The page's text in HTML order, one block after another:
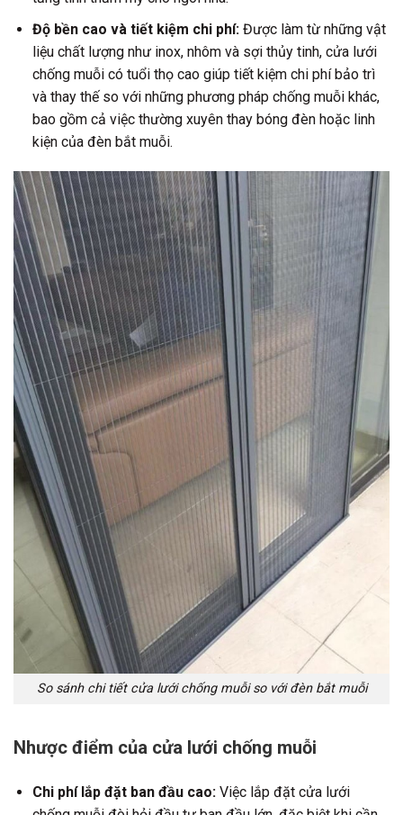
Độ bền cao và tiết kiệm chi phí:Được làm từ những vật
liệu chất lượng như inox, nhôm và sợi thủy tinh, cửa lưới
chống muỗi có tuổi thọ cao giúp tiết kiệm chi phí bảo trì
và thay thế so với những phương pháp chống muỗi khác,
bao gồm cả việc thường xuyên thay bóng đèn hoặc linh
kiện của đèn bắt muỗi.
So sánh chi tiết cửa lưới chống muỗi so với đèn bắt muỗi
Nhược điểm của cửa lưới chống muỗi
Chi phí lắp đặt ban đầu cao:Việc lắp đặt cửa lưới